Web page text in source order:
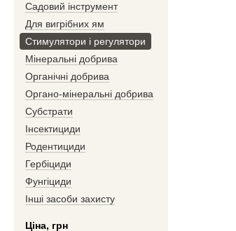
Садовий інструмент
Для вигрібних ям
Стимулятори і регулятори
Мінеральні добрива
Органічні добрива
Органо-мінеральні добрива
Субстрати
Інсектициди
Родентициди
Гербіциди
Фунгіциди
Інші засоби захисту
Ціна, грн